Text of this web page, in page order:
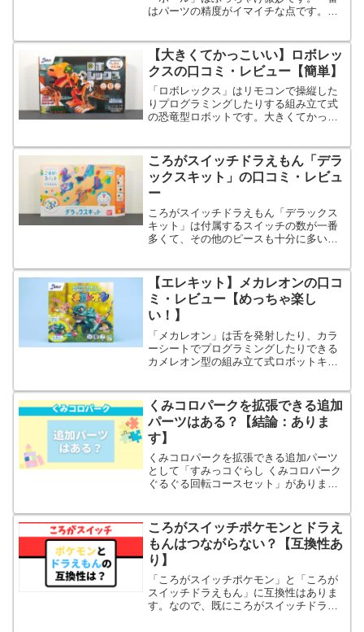
はパーツの精度がイマイチな点です。た
【大きくてかっこいい】ロボレッ
クスの口コミ・レビュー【簡単】
「ロボレックス」はリモコンで操縦した
りプログラミングしたりする組み立て式
の恐竜型ロボットです。大きくてかっこ
ころがスイッチドラえもん「デラ
ックスキット」の口コミ・レビュ
ー
ころがスイッチドラえもん「デラックス
キット」は付属するスイッチの数が一番
多くて、その他のピースも十分に多いの
【エレキット】メカレオンの口コ
ミ・レビュー【めっちゃ楽し
い！】
「メカレオン」は舌を発射したり、カラ
ーシートでプログラミングしたりできる
カメレオン型の組み立て式ロボットキッ
くみコロパークを拡張できる追加
パーツはある？【結論：ありま
す】
くみコロパークを拡張できる追加パーツ
として「すみっコぐらし くみコロパーク
ぐるぐる回転コースセット」がありま
ころがスイッチポケモンとドラえ
もんはつながらない？【互換性あ
り】
「ころがスイッチポケモン」と「ころが
スイッチドラえもん」に互換性はありま
す。なので、既にころがスイッチドラえ